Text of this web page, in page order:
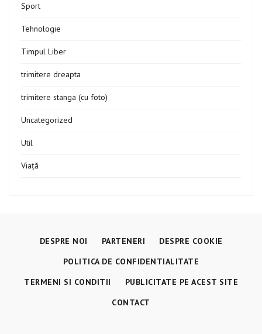
Sport
Tehnologie
Timpul Liber
trimitere dreapta
trimitere stanga (cu foto)
Uncategorized
Util
Viață
DESPRE NOI PARTENERI
DESPRE COOKIE
POLITICA DE CONFIDENTIALITATE
TERMENI SI CONDITII
PUBLICITATE PE ACEST SITE
CONTACT